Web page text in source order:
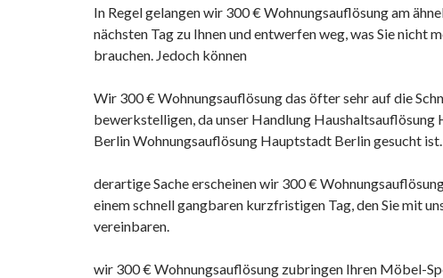
In Regel gelangen wir 300 € Wohnungsauflösung am
nächsten Tag zu Ihnen und entwerfen weg, was Sie nicht
brauchen. Jedoch können
Wir 300 € Wohnungsauflösung das öfter sehr auf die
bewerkstelligen, da unser Handlung Haushaltsauflösung
Berlin Wohnungsauflösung Hauptstadt Berlin gesucht
derartige Sache erscheinen wir 300 €
einem schnell gangbaren kurzfristigen Tag, den Sie mit
vereinbaren.
wir 300 € Wohnungsauflösung zubringen Ihren Möbel-